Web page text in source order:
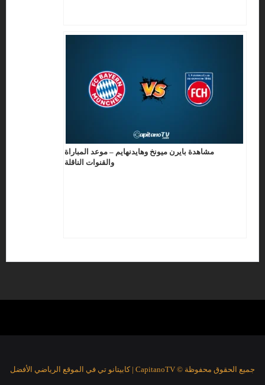
مشاهدة بايرن ميونخ وهايدنهايم – موعد المباراة
والقنوات الناقلة
جميع الحقوق محفوظة © CapitanoTV | كابيتانو تي في الموقع الرياضي الأفضل